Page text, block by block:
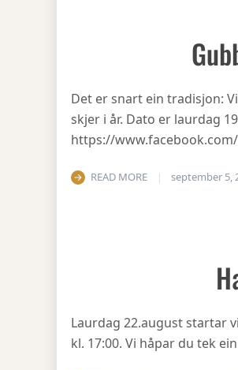
Det er snart ein tradisjon:
skjer i år. Dato er laurdag
https://
READ MORE september 5,
Laurdag 22.august startar
kl. 17:00. Vi håpar du tek